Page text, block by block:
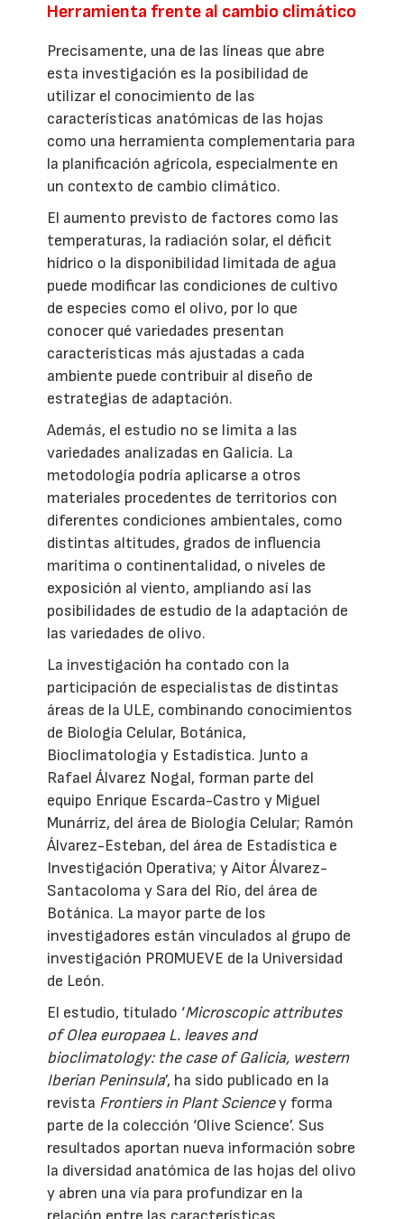
Herramienta frente al cambio climático
Precisamente, una de las líneas que abre
esta investigación es la posibilidad de
utilizar el conocimiento de las
características anatómicas de las hojas
como una herramienta complementaria para
la planificación agrícola, especialmente en
un contexto de cambio climático.
El aumento previsto de factores como las
temperaturas, la radiación solar, el déficit
hídrico o la disponibilidad limitada de agua
puede modificar las condiciones de cultivo
de especies como el olivo, por lo que
conocer qué variedades presentan
características más ajustadas a cada
ambiente puede contribuir al diseño de
estrategias de adaptación.
Además, el estudio no se limita a las
variedades analizadas en Galicia. La
metodología podría aplicarse a otros
materiales procedentes de territorios con
diferentes condiciones ambientales, como
distintas altitudes, grados de influencia
marítima o continentalidad, o niveles de
exposición al viento, ampliando así las
posibilidades de estudio de la adaptación de
las variedades de olivo.
La investigación ha contado con la
participación de especialistas de distintas
áreas de la ULE, combinando conocimientos
de Biología Celular, Botánica,
Bioclimatología y Estadística. Junto a
Rafael Álvarez Nogal, forman parte del
equipo Enrique Escarda-Castro y Miguel
Munárriz, del área de Biología Celular; Ramón
Álvarez-Esteban, del área de Estadística e
Investigación Operativa; y Aitor Álvarez-
Santacoloma y Sara del Río, del área de
Botánica. La mayor parte de los
investigadores están vinculados al grupo de
investigación PROMUEVE de la Universidad
de León.
El estudio, titulado ‘Microscopic attributes
of Olea europaea L. leaves and
bioclimatology: the case of Galicia, western
Iberian Peninsula’, ha sido publicado en la
revista Frontiers in Plant Sciencey forma
parte de la colección ‘Olive Science’. Sus
resultados aportan nueva información sobre
la diversidad anatómica de las hojas del olivo
y abren una vía para profundizar en la